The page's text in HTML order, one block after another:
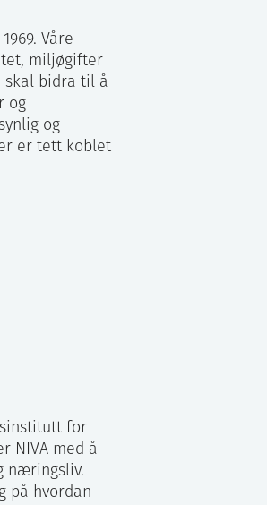
Våre
miljøgifter
skal bidra til å
og
og
er tett koblet
for
NIVA med å
næringsliv.
på hvordan